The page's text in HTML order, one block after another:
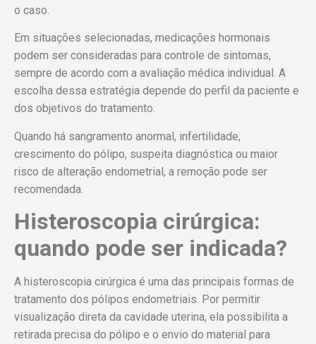
o caso.
Em situações selecionadas, medicações hormonais
podem ser consideradas para controle de sintomas,
sempre de acordo com a avaliação médica individual. A
escolha dessa estratégia depende do perfil da paciente e
dos objetivos do tratamento.
Quando há sangramento anormal, infertilidade,
crescimento do pólipo, suspeita diagnóstica ou maior
risco de alteração endometrial, a remoção pode ser
recomendada.
Histeroscopia cirúrgica:
quando pode ser indicada?
A histeroscopia cirúrgica é uma das principais formas de
tratamento dos pólipos endometriais. Por permitir
visualização direta da cavidade uterina, ela possibilita a
retirada precisa do pólipo e o envio do material para